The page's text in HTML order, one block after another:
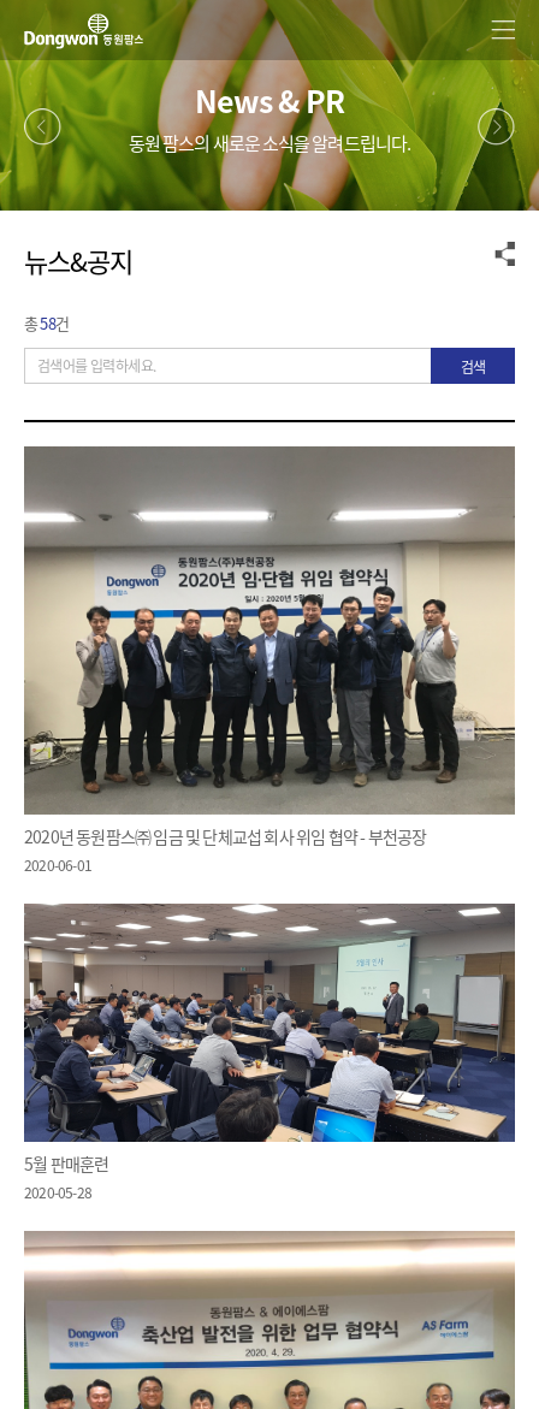
News & PR
동원 팜스의 새로운 소식을 알려드립니다.
뉴스&공지
검
색
총58건
검색
2020년 동원팜스㈜ 임금 및 단체교섭 회사 위임 협약 - 부천공장
2020-06-01
5월 판매훈련
2020-05-28